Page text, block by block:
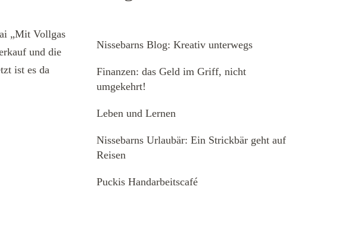
„Mit Vollgas
und die
ist es da
Nissebarns Blog: Kreativ unterwegs
Finanzen: das Geld im Griff, nicht
umgekehrt!
Leben und Lernen
Nissebarns Urlaubär: Ein Strickbär geht auf
Reisen
Puckis Handarbeitscafé